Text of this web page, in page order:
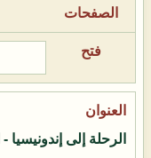
الرحلة إلى إندونيسيا - الجزء